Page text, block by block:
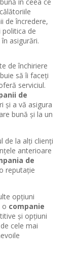
de încredere,
de
asigurări.
de închiriere
să îi faceți
serviciul.
de
și a vă asigura
bună și la un
de la alți clienți
anterioare
de
reputație
opțiuni
o companie
și opțiuni
cele mai